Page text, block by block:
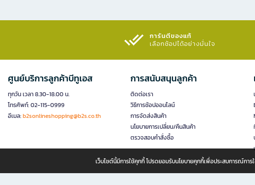
การันตีของแท้
เลือกช้อปได้อย่างมั่นใจ​
ศูนย์บริการลูกค้าบีทูเอส
ทุกวัน เวลา 8.30-18.00 น.
โทรศัพท์: 02-115-0999
อีเมล:b2sonlineshopping@b2s.co.th
การสนับสนุนลูกค้า
ติดต่อเรา
วิธีการช้อปออนไลน์
การจัดส่งสินค้า
นโยบายการเปลี่ยน/คืนสินค้า
ตรวจสอบคำสั่งซื้อ
เว็บไซต์นี้มีการใช้คุกกี้ โปรดยอมรับนโยบายคุกกี้เพื่อประสบการณ์ก